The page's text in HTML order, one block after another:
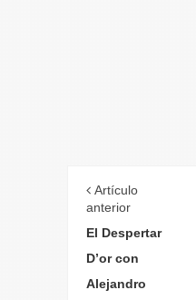
Artículo
anterior
El Despertar
D’or con
Alejandro